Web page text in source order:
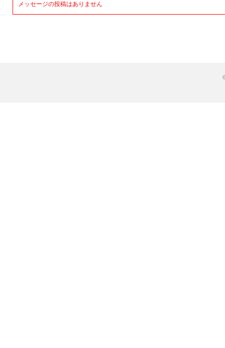
メッセージの投稿はありません